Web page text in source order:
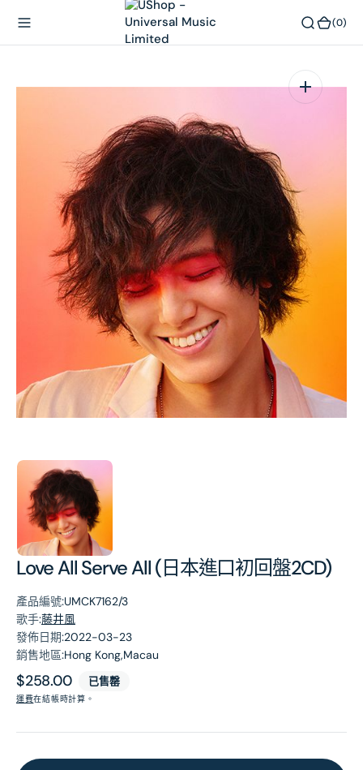
(0)
Love All Serve All (日本進口初回盤2CD)
產品編號:UMCK7162/3
歌手:藤井風
發佈日期:2022-03-23
銷售地區:Hong Kong,Macau
原
價
$258.00 已售罄
運費在結帳時計算。
在
相
簿
中
開
啟
第
1
張